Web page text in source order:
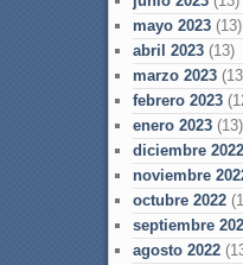
mayo 2023(13)
abril 2023(13)
marzo 2023
febrero 2023
enero 2023(13)
diciembre 2022
noviembre
octubre 2022
septiembre
agosto 2022